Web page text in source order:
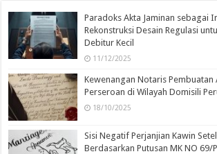
Paradoks Akta Jaminan sebagai
Rekonstruksi Desain Regulasi
Debitur Kecil
11/12/2025
Kewenangan Notaris Pembuatan
Perseroan di Wilayah Domisili
18/10/2025
Sisi Negatif Perjanjian Kawin
Berdasarkan Putusan MK NO